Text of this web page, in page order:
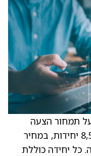
על תמחור הצעה
ישירה רשומה בחיתום של 8,571,428 יחידות, במחיר
דולר ליחידה. כל יחידה כוללת